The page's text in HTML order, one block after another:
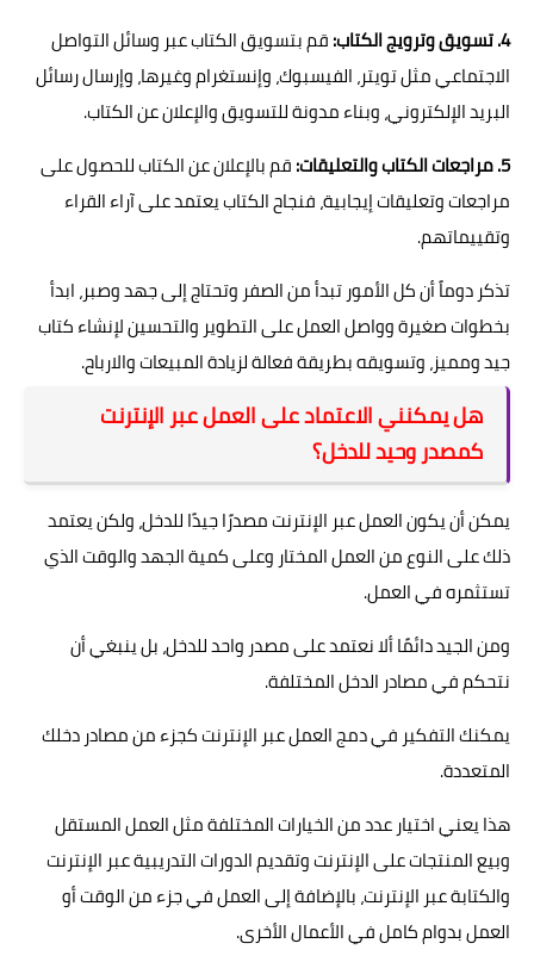
4. تسويق وترويج الكتاب:
قم بتسويق الكتاب عبر وسائل التواصل
الاجتماعي مثل تويتر، الفيسبوك، وإنستغرام وغيرها، وإرسال رسائل
البريد الإلكتروني، وبناء مدونة للتسويق والإعلان عن الكتاب.
5. مراجعات الكتاب والتعليقات:
قم بالإعلان عن الكتاب للحصول على
مراجعات وتعليقات إيجابية، فنجاح الكتاب يعتمد على آراء القراء
وتقييماتهم.
تذكر دوماً أن كل الأمور تبدأ من الصفر وتحتاج إلى جهد وصبر، ابدأ
بخطوات صغيرة وواصل العمل على التطوير والتحسين لإنشاء كتاب
جيد ومميز، وتسويقه بطريقة فعالة لزيادة المبيعات والارباح.
هل يمكنني الاعتماد على العمل عبر الإنترنت
كمصدر وحيد للدخل؟
يمكن أن يكون العمل عبر الإنترنت مصدرًا جيدًا للدخل، ولكن يعتمد
ذلك على النوع من العمل المختار وعلى كمية الجهد والوقت الذي
تستثمره في العمل.
ومن الجيد دائمًا ألا نعتمد على مصدر واحد للدخل، بل ينبغي أن
نتحكم في مصادر الدخل المختلفة.
يمكنك التفكير في دمج العمل عبر الإنترنت كجزء من مصادر دخلك
المتعددة.
هذا يعني اختيار عدد من الخيارات المختلفة مثل العمل المستقل
وبيع المنتجات على الإنترنت وتقديم الدورات التدريبية عبر الإنترنت
والكتابة عبر الإنترنت، بالإضافة إلى العمل في جزء من الوقت أو
العمل بدوام كامل في الأعمال الأخرى.